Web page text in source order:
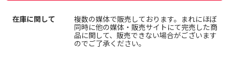
在庫に関して
複数の媒体で販売しております。まれにほぼ
同時に他の媒体・販売サイトにて完売した商
品に関して、販売できない場合がございます
のでご了承ください。